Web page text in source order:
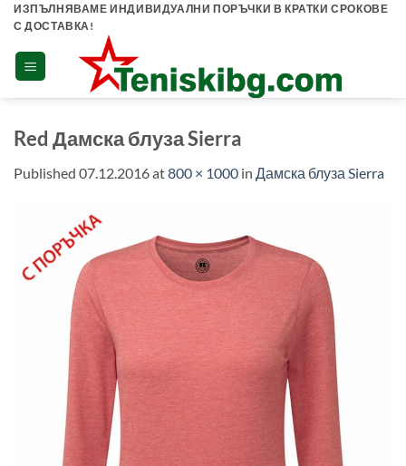
Skip
content
ИЗПЪЛНЯВАМЕ ИНДИВИДУАЛНИ ПОРЪЧКИ В КРАТКИ СРОКОВЕ
С ДОСТАВКА!
Red Дамска блуза Sierra
Published 07.12.2016at800 × 1000 in Дамска блуза Sierra